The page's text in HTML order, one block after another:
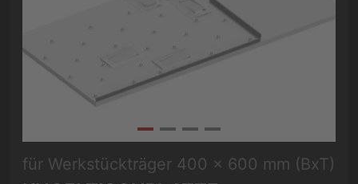
für Werkstückträger 400 x 600 mm (BxT)